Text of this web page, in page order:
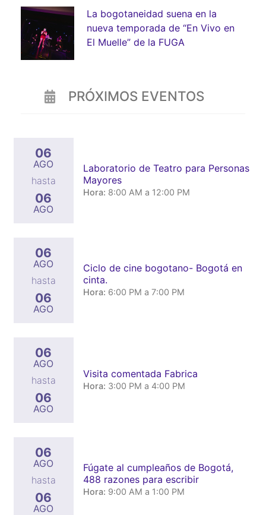
La bogotaneidad suena en la
nueva temporada de “En Vivo en
El Muelle” de la FUGA
PRÓXIMOS EVENTOS
06
AGO
hasta
06
AGO
Laboratorio de Teatro para Personas
Mayores
Hora: 8:00 AM a 12:00 PM
06
AGO
hasta
06
AGO
Ciclo de cine bogotano- Bogotá en
cinta.
Hora: 6:00 PM a 7:00 PM
06
AGO
hasta
06
AGO
Visita comentada Fabrica
Hora: 3:00 PM a 4:00 PM
06
AGO
hasta
06
AGO
Fúgate al cumpleaños de Bogotá,
488 razones para escribir
Hora: 9:00 AM a 1:00 PM